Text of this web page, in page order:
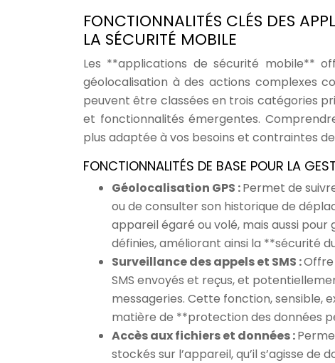
FONCTIONNALITÉS CLÉS DES
LA SÉCURITÉ MOBILE
Les **applications de sécurité mobile**
géolocalisation à des actions complexes
peuvent être classées en trois catégories
et fonctionnalités émergentes.
plus adaptée à vos besoins et contraintes
FONCTIONNALITÉS DE BASE POUR LA
Géolocalisation GPS :Permet de
ou de consulter son historique de
appareil égaré ou volé, mais aussi
définies, améliorant ainsi la **sécurité
Surveillance des appels et SMS :Offre
SMS envoyés et reçus, et
messageries. Cette fonction, sensible,
matière de **protection des données
Accès aux fichiers et données :
stockés sur l’appareil, qu’il s’agisse